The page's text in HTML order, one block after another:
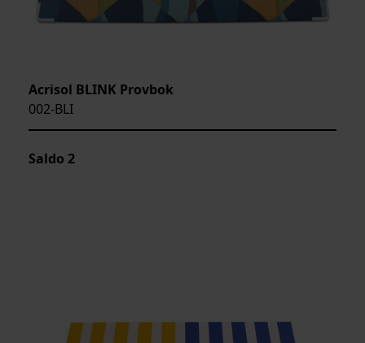
Acrisol BLINK Provbok
002-BLI
Saldo 2